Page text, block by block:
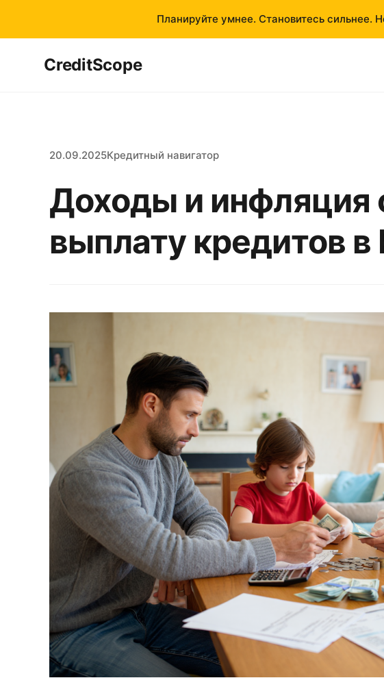
Планируйте умнее. Становитесь сильнее.
CreditScope
20.09.2025Кредитный навигатор
Доходы и инфляция
выплату кредитов в